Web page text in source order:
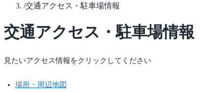
/交通アクセス・駐車場情報
交通アクセス・駐車場情報
見たいアクセス情報をクリックしてください
場所・周辺地図